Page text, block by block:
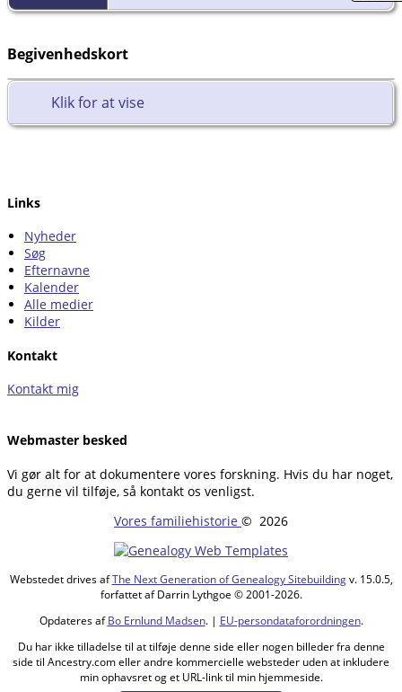
Begivenhedskort
Klik for at vise
Links
Nyheder
Søg
Efternavne
Kalender
Alle medier
Kilder
Kontakt
Kontakt mig
Webmaster besked
Vi gør alt for at dokumentere vores forskning. Hvis du har noget,
du gerne vil tilføje, så kontakt os venligst.
Vores familiehistorie © 2026
Webstedet drives afThe Next Generation of Genealogy Sitebuildingv. 15.0.5,
forfattet af Darrin Lythgoe © 2001-2026.
Opdateres afBo Ernlund Madsen. | EU-persondataforordningen.
Du har ikke tilladelse til at tilføje denne side eller nogen billeder fra denne
side til Ancestry.com eller andre kommercielle websteder uden at inkludere
min ophavsret og et URL-link til min hjemmeside.